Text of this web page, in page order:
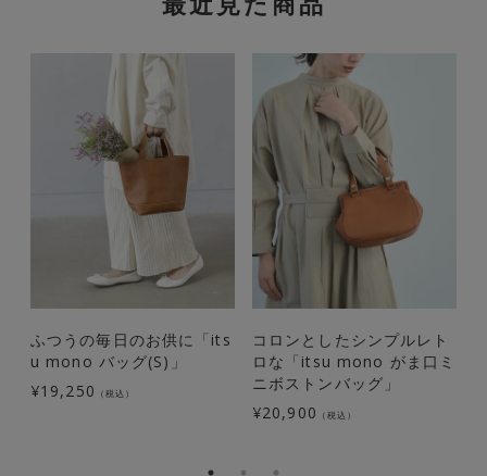
ふつうの毎日のお供に「its
u mono バッグ(S)」
¥19,250 （税込）
コロンとしたシンプルレト
ロな「itsu mono がま口ミ
ニボストンバッグ」
¥20,900 （税込）